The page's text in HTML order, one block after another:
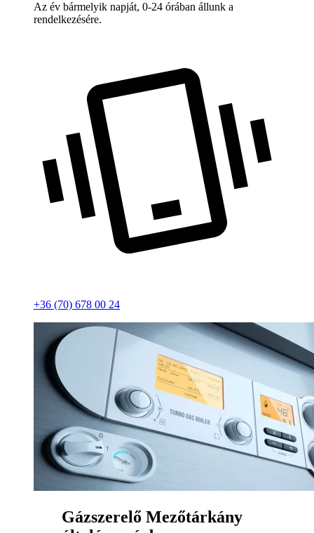
Az év bármelyik napját, 0-24 órában állunk a
rendelkezésére.
+36 (70) 678 00 24
Gázszerelő Mezőtárkány